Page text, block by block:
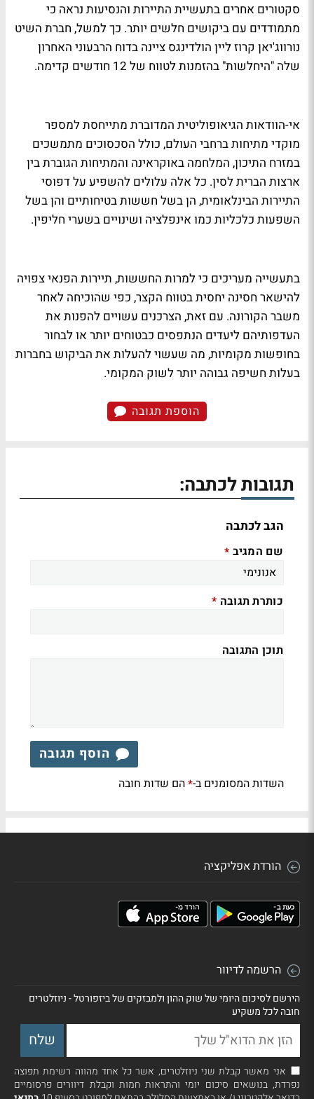
סקטורים אחרים בתעשיית התיירות והנסיעות נראה כי
מתמודדים עם ביקושים חלשים יותר. כך למשל, חברת השיט
נורווג'יאן קרוז ליין הולדינגס ציינה בדוח הרבעוני האחרון
שלה "היחלשות" בהזמנות לטווח של 12 חודשים קדימה.
אי-הוודאות הגיאופוליטית המדוברת מתייחסת למספר
מוקדי מתיחות ברחבי העולם, כולל הסכסוכים מתמשכים
במזרח התיכון, המלחמה באוקראינה והמתיחות הגוברת בין
ארצות הברית לסין. כל אלה עלולים להשפיע על דפוסי
התיירות הבינלאומית, הן בשל חששות בטיחותיים והן בשל
השפעות כלכליות כמו אינפלציה ושינויים בשערי חליפין.
בתעשייה מעריכים כי למרות החששות, תיירות הפנאי צפויה
להישאר חסינה יחסית בטווח הקצר, כפי שהוכיחה לאחר
משבר הקורונה. עם זאת, הצרכנים עשויים להפנות את
העדפותיהם ליעדים הנתפסים כבטוחים יותר או לבחור
בחופשות מקומיות, מה שעשוי להעלות את הביקוש בחברות
בעלות חשיפה גבוהה יותר לשוק המקומי.
הוספת תגובה
תגובות לכתבה:
הגב לכתבה
שם המגיב *
כותרת תגובה *
תוכן התגובה
הוסף תגובה
השדות המסומנים ב-*הם שדות חובה
הורדת אפליקציה
הרשמה לדיוור
הירשם לסיכום היומי של שוק ההון ולמבזקים של ביזפורטל - ניוזלטרים
חובה לכל משקיע
אני מאשר קבלת שני ניוזלטרים, אשר כל אחד מהווה רשימת תפוצה
נפרדת, בנושאים סיכום יומי והתראות חמות וקבלת דיוורים פרסומיים